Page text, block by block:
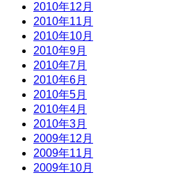
2010年12月
2010年11月
2010年10月
2010年9月
2010年7月
2010年6月
2010年5月
2010年4月
2010年3月
2009年12月
2009年11月
2009年10月